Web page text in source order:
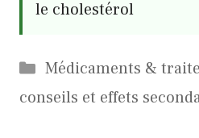
le cholestérol
Catégories
Médicaments &
conseils et effets